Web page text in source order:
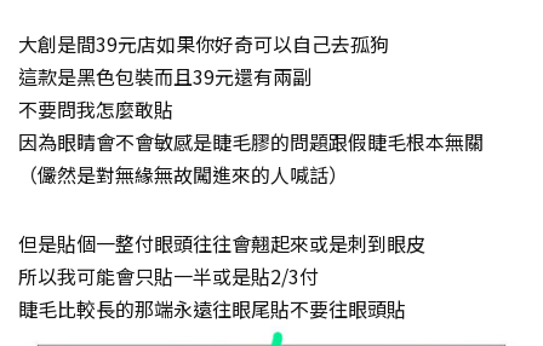
大創是間39元店如果你好奇可以自己去孤狗
這款是黑色包裝而且39元還有兩副
不要問我怎麼敢貼
因為眼睛會不會敏感是睫毛膠的問題跟假睫毛根本無關
（儼然是對無緣無故闖進來的人喊話）
但是貼個一整付眼頭往往會翹起來或是刺到眼皮
所以我可能會只貼一半或是貼2/3付
睫毛比較長的那端永遠往眼尾貼不要往眼頭貼